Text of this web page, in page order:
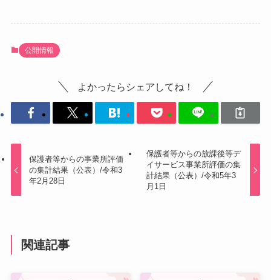
公開情報
よかったらシェアしてね！
保護者等からの事業所評価
の集計結果（公表）/令和3
年2月28日
保護者等からの放課後等デ
イサービス事業所評価の集
計結果（公表）/令和5年3
月1日
関連記事